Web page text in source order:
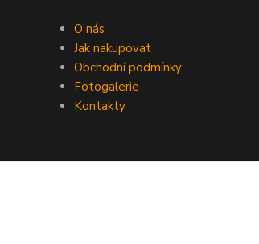
O nás
Jak nakupovat
Obchodní podmínky
Fotogalerie
Kontakty